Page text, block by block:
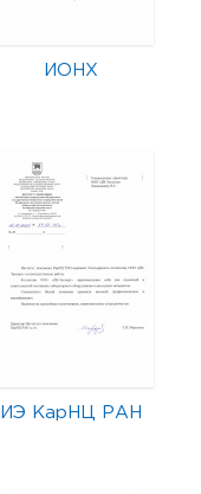
ИОНХ
ИЭ КарНЦ РАН